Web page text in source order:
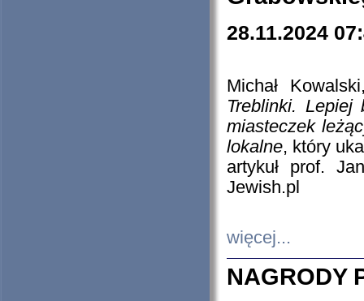
28.11.2024
Michał
Treblinki. Lepiej
miasteczek
lokalne, który
artykuł prof.
Jewish.pl
więcej...
NAGRODY